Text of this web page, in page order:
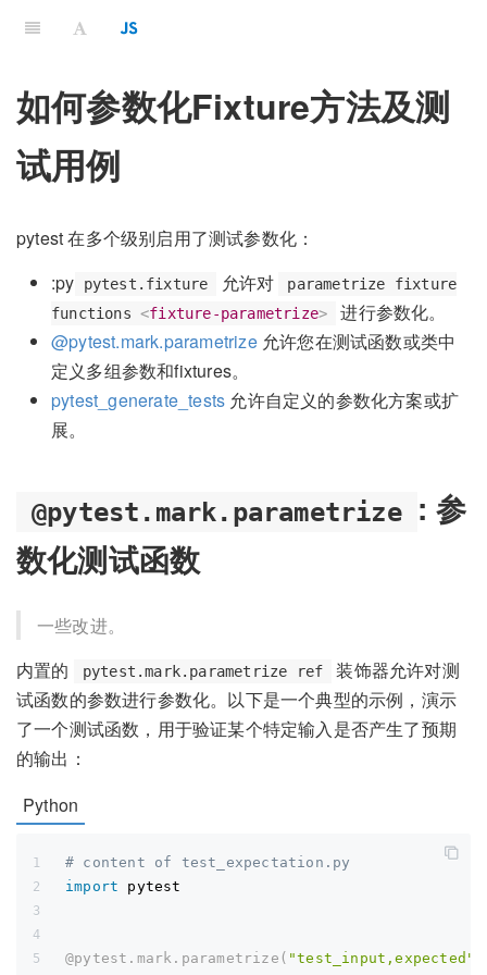
如何参数化Fixture方法及测
试用例
pytest 在多个级别启用了测试参数化：
:py
pytest.fixture 允许对
parametrize fixture
functions <fixture-parametrize>
进行参数化。
@pytest.mark.parametrize允许您在测试函数或类中
定义多组参数和fixtures。
pytest_generate_tests 允许自定义的参数化方案或扩
展。
@pytest.mark.parametrize : 参
数化测试函数
一些改进。
内置的
pytest.mark.parametrize ref
装饰器允许对测
试函数的参数进行参数化。以下是一个典型的示例，演示
了一个测试函数，用于验证某个特定输入是否产生了预期
的输出：
Python
# content of test_expectation.py
import pytest
@pytest . mark . parametrize ( "test_input,expected"